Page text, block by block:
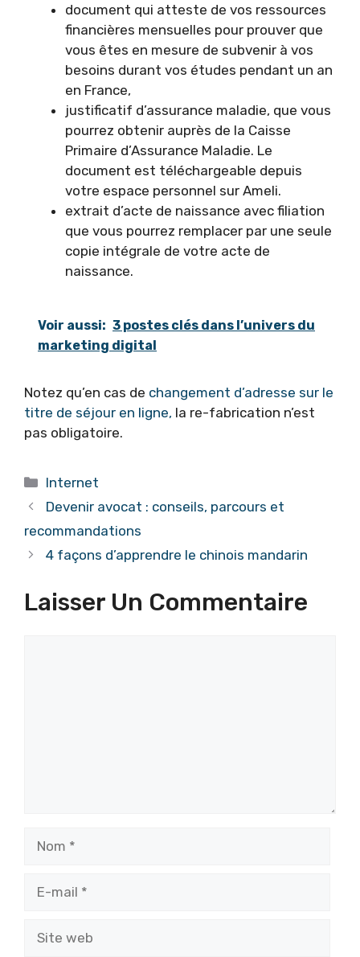
document qui atteste de vos ressources
financières mensuelles pour prouver que
vous êtes en mesure de subvenir à vos
besoins durant vos études pendant un an
en France,
justificatif d’assurance maladie, que vous
pourrez obtenir auprès de la Caisse
Primaire d’Assurance Maladie. Le
document est téléchargeable depuis
votre espace personnel sur Ameli.
extrait d’acte de naissance avec filiation
que vous pourrez remplacer par une seule
copie intégrale de votre acte de
naissance.
Voir aussi: 3 postes clés dans l’univers du
marketing digital
Notez qu’en cas de changement d’adresse sur le
titre de séjour en ligne, la re-fabrication n’est
pas obligatoire.
Catégories
Internet
Devenir avocat : conseils, parcours et
recommandations
4 façons d’apprendre le chinois mandarin
Laisser Un Commentaire
mail
web